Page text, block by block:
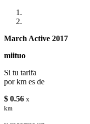
March Active 2017
miituo
Si tu tarifa
por km es de
$ 0.56 x
km